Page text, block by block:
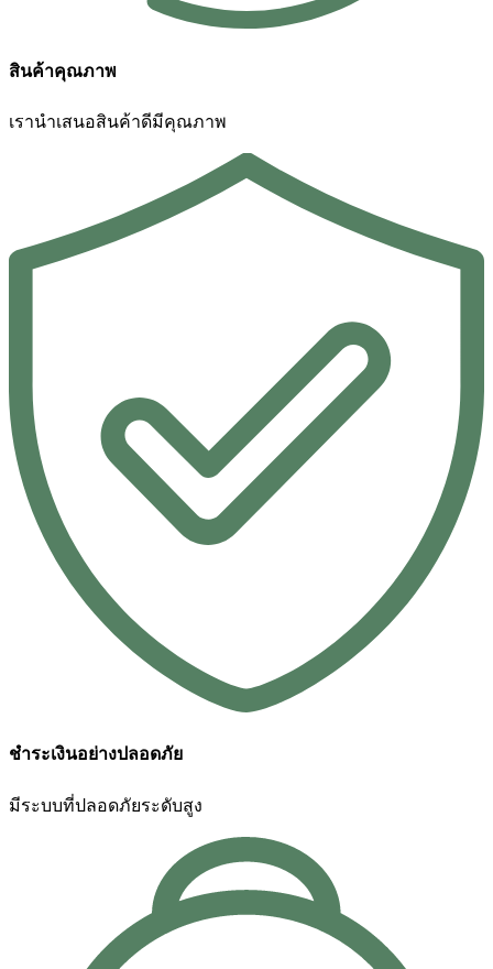
สินค้าคุณภาพ
เรานำเสนอสินค้าดีมีคุณภาพ
ชำระเงินอย่างปลอดภัย
มีระบบที่ปลอดภัยระดับสูง